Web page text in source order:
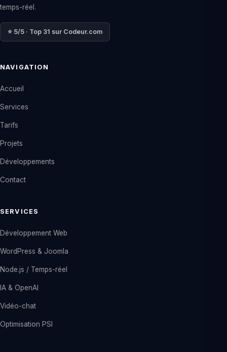
temps-réel.
⭐ 5/5 · Top 31 sur Codeur.com
NAVIGATION
Accueil
Services
Tarifs
Projets
Développements
Contact
SERVICES
Développement Web
WordPress & Joomla
Node.js / Temps-réel
IA & OpenAI
Vidéo-chat
Optimisation PSI